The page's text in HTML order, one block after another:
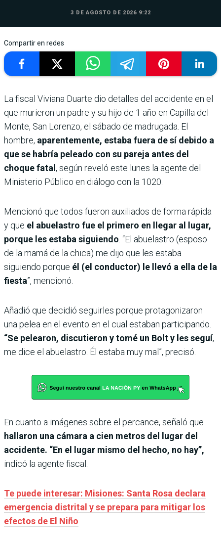
3 DE AGOSTO DE 2026 9:22
Compartir en redes
La fiscal Viviana Duarte dio detalles del accidente en el
que murieron un padre y su hijo de 1 año en Capilla del
Monte, San Lorenzo, el sábado de madrugada. El
hombre, aparentemente, estaba fuera de sí debido a
que se habría peleado con su pareja antes del
choque fatal, según reveló este lunes la agente del
Ministerio Público en diálogo con la 1020.
Mencionó que todos fueron auxiliados de forma rápida
y que el abuelastro fue el primero en llegar al lugar,
porque les estaba siguiendo . “El abuelastro (esposo
de la mamá de la chica) me dijo que les estaba
siguiendo porque él (el conductor) le llevó a ella de la
fiesta”, mencionó.
Añadió que decidió seguirles porque protagonizaron
una pelea en el evento en el cual estaban participando.
“Se pelearon, discutieron y tomé un Bolt y les seguí,
me dice el abuelastro. Él estaba muy mal”, precisó.
En cuanto a imágenes sobre el percance, señaló que
hallaron una cámara a cien metros del lugar del
accidente. “En el lugar mismo del hecho, no hay”,
indicó la agente fiscal.
Te puede interesar: Misiones: Santa Rosa declara
emergencia distrital y se prepara para mitigar los
efectos de El Niño